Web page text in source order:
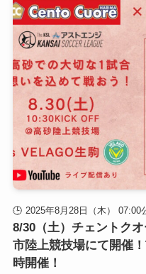
2025年8月28日（木） 07:00
8/30（土）チェントク
市陸上競技場にて開催
時開催！